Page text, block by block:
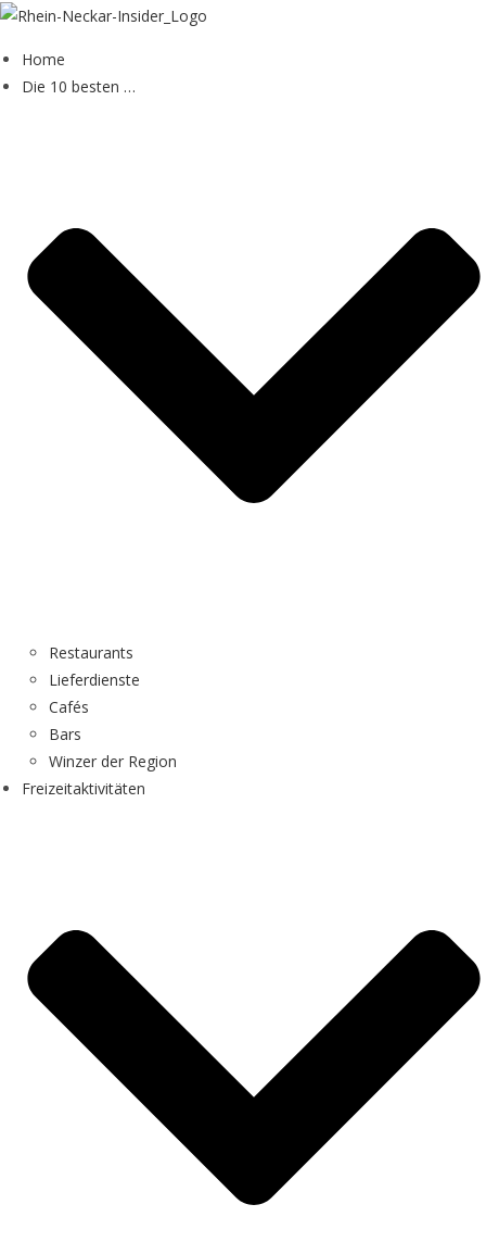
Zum
springen
Home
Die 10 besten …
Restaurants
Lieferdienste
Cafés
Bars
Winzer der Region
Freizeitaktivitäten